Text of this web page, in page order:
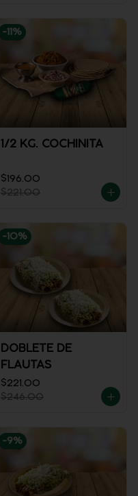
-11 %
1/2 KG. COCHINITA
$196.00
$221.00
-10%
DOBLETE DE
FLAUTAS
$221.00
$246.00
-9%